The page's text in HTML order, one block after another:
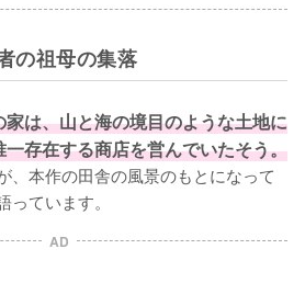
の祖母の集落
は、山と海の境目のような土地に
存在する商店を営んでいたそう。
、本作の田舎の風景のもとになって
ています。
AD